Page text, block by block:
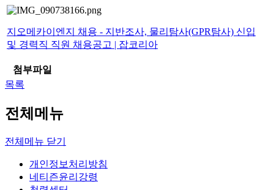
지오메카이엔지 채용 - 지반조사, 물리탐사(GPR탐사) 신입
및 경력직 직원 채용공고 | 잡코리아
첨부파일
목록
전체메뉴
전체메뉴 닫기
개인정보처리방침
네티즌윤리강령